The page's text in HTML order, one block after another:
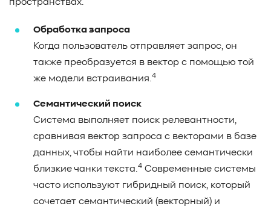
пространствах.
Обработка запроса
Когда пользователь отправляет запрос, он
также преобразуется в вектор с помощью той
же модели встраивания.4
Семантический поиск
Система выполняет поиск релевантности,
сравнивая вектор запроса с векторами в базе
данных, чтобы найти наиболее семантически
близкие чанки текста.4 Современные системы
часто используют гибридный поиск, который
сочетает семантический (векторный) и